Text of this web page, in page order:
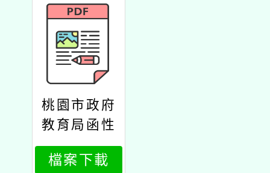
桃園市政府
教育局函性
別平等工作
法及勞動法
檔案下載